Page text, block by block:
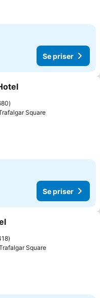
Se priser
til i favoritter
Square
Se priser
til i favoritter
Square